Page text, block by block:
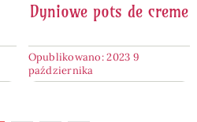
Dyniowe pots de creme
Opublikowano: 2023 9
października